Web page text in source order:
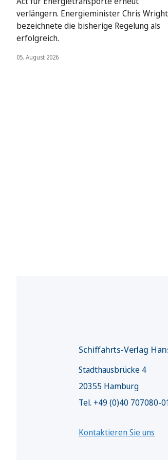
verlängern. Energieminister Chris Wright
bezeichnete die bisherige Regelung als
erfolgreich.
05. August 2026
Schiffahrts-Verlag
Stadthausbrücke 4
20355 Hamburg
Tel. +49 (0)40 707080-
Kontaktieren Sie uns